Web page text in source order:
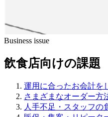
Business issue
飲食店向けの課題
運用に合ったお会計を
さまざまなオーダー方
人手不足・スタッフの